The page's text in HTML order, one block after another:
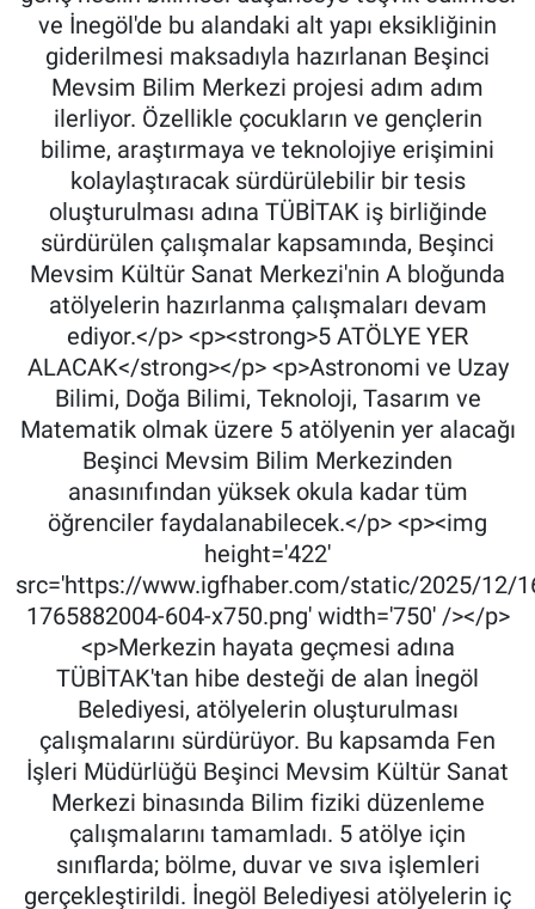
ve İnegöl'de bu alandaki alt yapı eksikliğinin
giderilmesi maksadıyla hazırlanan Beşinci
Mevsim Bilim Merkezi projesi adım adım
ilerliyor. Özellikle çocukların ve gençlerin
bilime, araştırmaya ve teknolojiye erişimini
kolaylaştıracak sürdürülebilir bir tesis
oluşturulması adına TÜBİTAK iş birliğinde
sürdürülen çalışmalar kapsamında, Beşinci
Mevsim Kültür Sanat Merkezi'nin A bloğunda
atölyelerin hazırlanma çalışmaları devam
ediyor.</p> <p><strong>5 ATÖLYE YER
ALACAK</strong></p> <p>Astronomi ve Uzay
Bilimi, Doğa Bilimi, Teknoloji, Tasarım ve
Matematik olmak üzere 5 atölyenin yer alacağı
Beşinci Mevsim Bilim Merkezinden
anasınıfından yüksek okula kadar tüm
öğrenciler faydalanabilecek.</p> <p><img
height='422'
src='https://www.igfhaber.com/static/2025/12/
1765882004-604-x750.png' width='750' /></p>
<p>Merkezin hayata geçmesi adına
TÜBİTAK'tan hibe desteği de alan İnegöl
Belediyesi, atölyelerin oluşturulması
çalışmalarını sürdürüyor. Bu kapsamda Fen
İşleri Müdürlüğü Beşinci Mevsim Kültür Sanat
Merkezi binasında Bilim fiziki düzenleme
çalışmalarını tamamladı. 5 atölye için
sınıflarda; bölme, duvar ve sıva işlemleri
gerçekleştirildi. İnegöl Belediyesi atölyelerin iç